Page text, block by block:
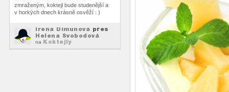
zmraženým, koktejl bude studenější a
v horkých dnech krásně osvěží : )
Irena Dimunová přes
Helena Svobodová
na Koktejly